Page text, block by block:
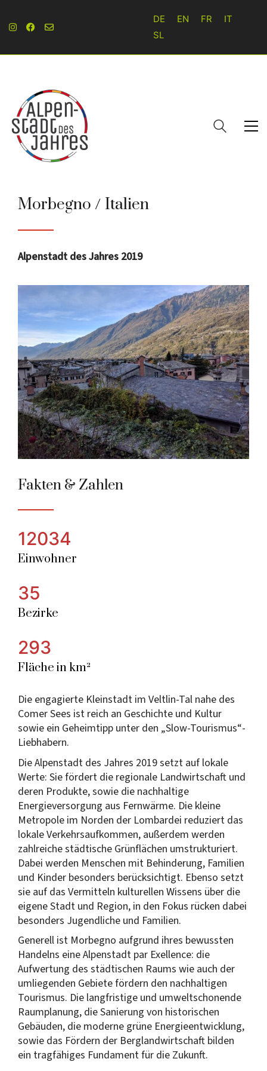
DE EN FR
IT
SL
Morbegno / Italien
Alpenstadt des Jahres 2019
Morbegno
Alpenstadt des Jahres 2019
Fakten & Zahlen
12034
Einwohner
35
Bezirke
293
Fläche in km²
Die engagierte Kleinstadt im Veltlin-Tal nahe des
Comer Sees ist reich an Geschichte und Kultur
sowie ein Geheimtipp unter den „Slow-Tourismus“-
Liebhabern.
Die Alpenstadt des Jahres 2019 setzt auf lokale
Werte: Sie fördert die regionale Landwirtschaft und
deren Produkte, sowie die nachhaltige
Energieversorgung aus Fernwärme. Die kleine
Metropole im Norden der Lombardei reduziert das
lokale Verkehrsaufkommen, außerdem werden
zahlreiche städtische Grünflächen umstrukturiert.
Dabei werden Menschen mit Behinderung, Familien
und Kinder besonders berücksichtigt. Ebenso setzt
sie auf das Vermitteln kulturellen Wissens über die
eigene Stadt und Region, in den Fokus rücken dabei
besonders Jugendliche und Familien.
Generell ist Morbegno aufgrund ihres bewussten
Handelns eine Alpenstadt par Exellence: die
Aufwertung des städtischen Raums wie auch der
umliegenden Gebiete fördern den nachhaltigen
Tourismus. Die langfristige und umweltschonende
Raumplanung, die Sanierung von historischen
Gebäuden, die moderne grüne Energieentwicklung,
sowie das Fördern der Berglandwirtschaft bilden
ein tragfähiges Fundament für die Zukunft.